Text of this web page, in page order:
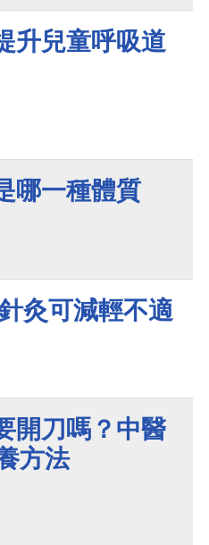
升兒童呼吸道
哪一種體質
灸可減輕不適
開刀嗎？中醫
方法